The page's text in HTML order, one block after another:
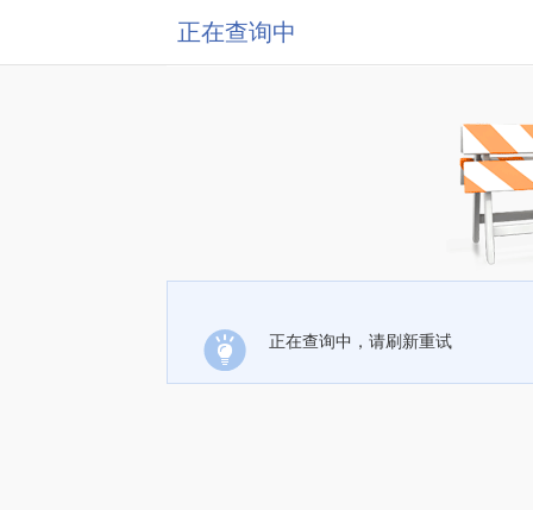
正在查询中
正在查询中，请刷新重试